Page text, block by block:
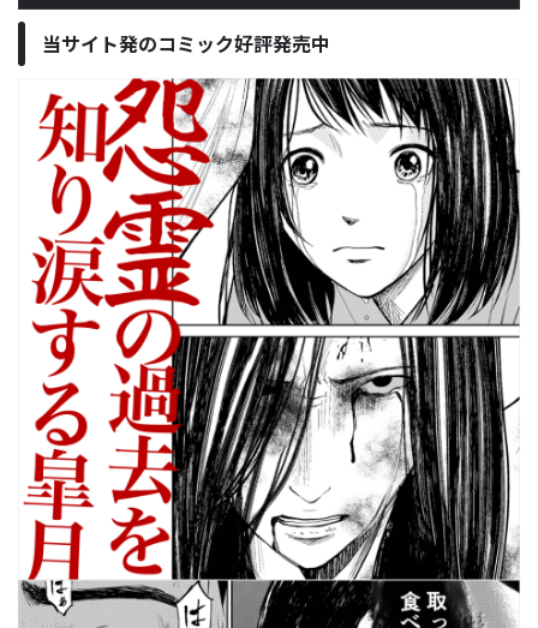
当サイト発のコミック好評発売中